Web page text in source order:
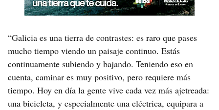
“Galicia es una tierra de contrastes: es raro que pases
mucho tiempo viendo un paisaje continuo. Estás
continuamente subiendo y bajando. Teniendo eso en
cuenta, caminar es muy positivo, pero requiere más
tiempo. Hoy en día la gente vive cada vez más ajetreada:
una bicicleta, y especialmente una eléctrica, equipara a